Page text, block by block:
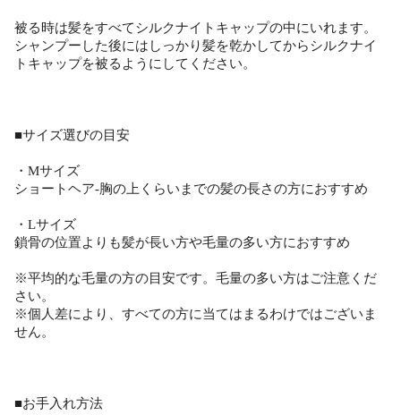
被る時は髪をすべてシルクナイトキャップの中にいれます。
シャンプーした後にはしっかり髪を乾かしてからシルクナイ
トキャップを被るようにしてください。
■サイズ選びの目安
・Mサイズ
ショートヘア-胸の上くらいまでの髪の長さの方におすすめ
・Lサイズ
鎖骨の位置よりも髪が長い方や毛量の多い方におすすめ
※平均的な毛量の方の目安です。毛量の多い方はご注意くだ
さい。
※個人差により、すべての方に当てはまるわけではございま
せん。
■お手入れ方法